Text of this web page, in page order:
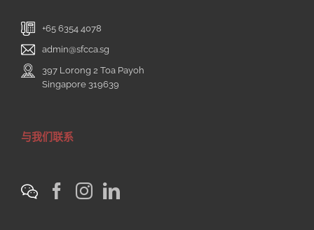
+65 6354 4078
admin@sfcca.sg
397 Lorong 2 Toa Payoh
Singapore 319639
与我们联系